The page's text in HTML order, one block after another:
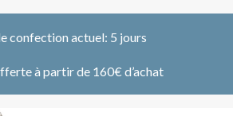
confection actuel: 5 jours
à partir de 160€ d’achat